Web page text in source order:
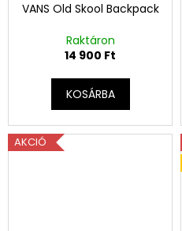
VANS Old Skool Backpack
Raktáron
14 900 Ft
KOSÁRBA
AKCIÓ